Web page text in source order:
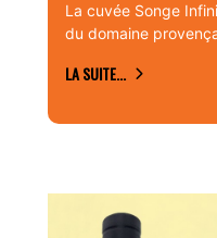
La cuvée Songe
du domaine
LA SUITE...